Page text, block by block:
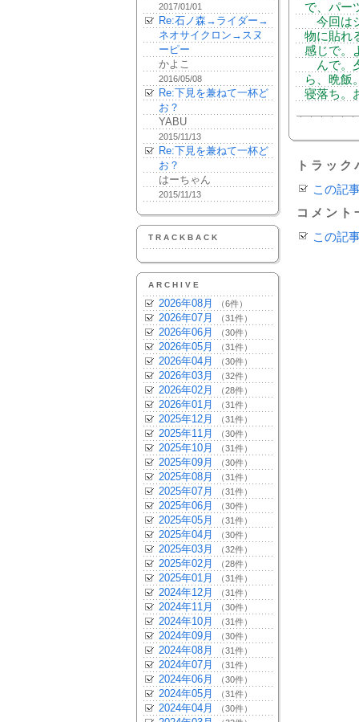
2017/01/01
Re:石ノ森→ライダー→
ネオサイクロン→スヌ
ーピー
かよこ
2016/05/08
Re:下見を兼ねて一杯ど
お？
YABU
2015/11/13
Re:下見を兼ねて一杯ど
お？
はーちゃん
2015/11/13
TRACKBACK
ARCHIVE
2026年08月 （6件）
2026年07月 （31件）
2026年06月 （30件）
2026年05月 （31件）
2026年04月 （30件）
2026年03月 （32件）
2026年02月 （28件）
2026年01月 （31件）
2025年12月 （31件）
2025年11月 （30件）
2025年10月 （31件）
2025年09月 （30件）
2025年08月 （31件）
2025年07月 （31件）
2025年06月 （30件）
2025年05月 （31件）
2025年04月 （30件）
2025年03月 （32件）
2025年02月 （28件）
2025年01月 （31件）
2024年12月 （31件）
2024年11月 （30件）
2024年10月 （31件）
2024年09月 （30件）
2024年08月 （31件）
2024年07月 （31件）
2024年06月 （30件）
2024年05月 （31件）
2024年04月 （30件）
で、パー
今回は
物に貼れ
感じで。
んで。
ら、晩飯
寝落ち。
トラッ
この記
コメント
この記